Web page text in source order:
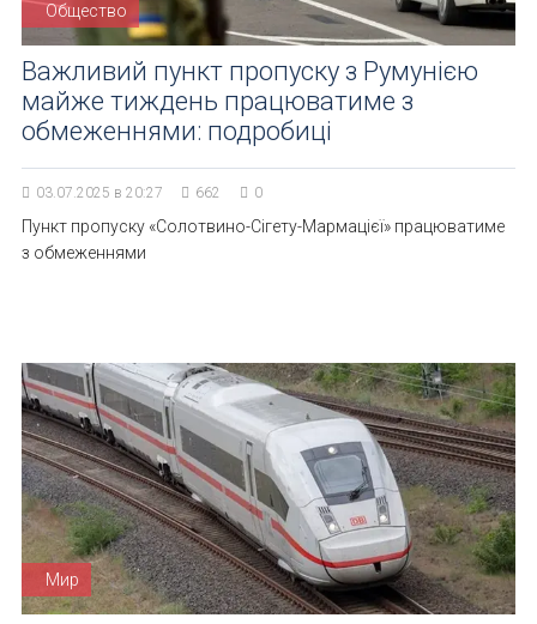
Общество
Важливий пункт пропуску з Румунією
майже тиждень працюватиме з
обмеженнями: подробиці
03.07.2025 в 20:27 662 0
Пункт пропуску «Солотвино-Сігету-Мармацієї» працюватиме
з обмеженнями
Мир